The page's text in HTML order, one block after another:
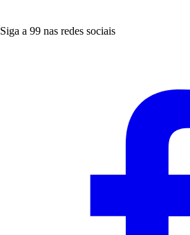
Siga a 99 nas redes sociais